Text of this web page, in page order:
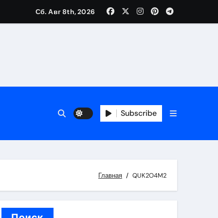
ресниц и депиляции
и обустройства мест отдыха
Сб. Авг 8th, 2026
Subscribe
Главная QUK2O4M2